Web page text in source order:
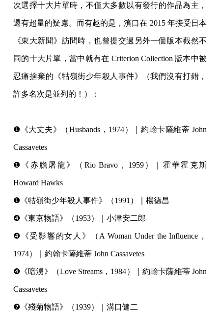
次選擇十大片單時，不僅大多數以有發行的作品為主，
還有超量的疑慮。而有趣的是，濱口在 2015 年接受日本
《東大新聞》訪問時，也曾提交過另外一個版本截然不
同的十大片單，當中就有在 Criterion Collection 版本中被
忍痛捨棄的《牯嶺街少年殺人事件》（我們沒有打錯，
許多名次是並列的！）：
❶《大丈夫》（Husbands，1974）｜約翰卡薩維蒂 John
Cassavetes
❶《赤膽屠龍》（Rio Bravo，1959）｜霍華霍克斯
Howard Hawks
❶《牯嶺街少年殺人事件》（1991）｜楊德昌
❹《東京物語》（1953）｜小津安二郎
❹《受影響的女人》（A Woman Under the Influence，
1974）｜約翰卡薩維蒂 John Cassavetes
❹《暗湧》（Love Streams，1984）｜約翰卡薩維蒂 John
Cassavetes
❼《殘菊物語》（1939）｜溝口健二